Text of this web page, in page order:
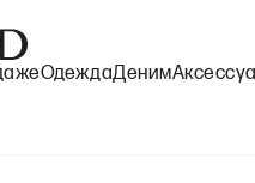
ОдеждаДеним